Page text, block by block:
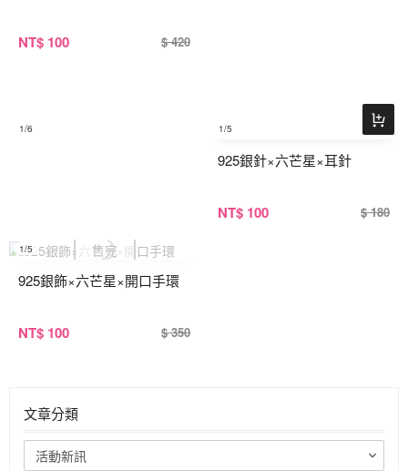
1/6
NT$ 100 $ 420
1/5
925銀針×六芒星×耳針
NT$ 100 $ 180
1/5
925銀飾×六芒星×開口手環
NT$ 100 $ 350
文章分類
活動新訊